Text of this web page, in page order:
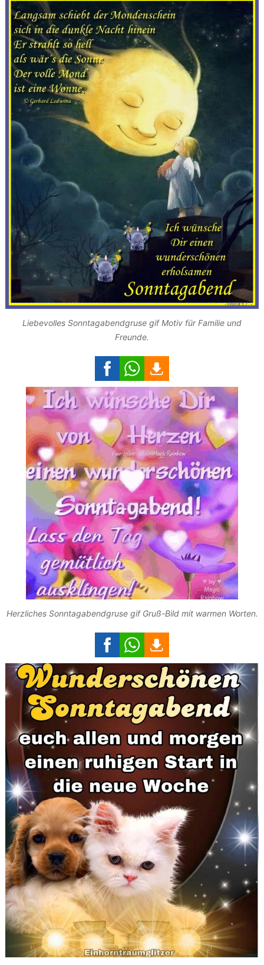
Liebevolles Sonntagabendgruse gif Motiv für Familie und
Freunde.
Herzliches Sonntagabendgruse gif Gruß-Bild mit warmen Worten.